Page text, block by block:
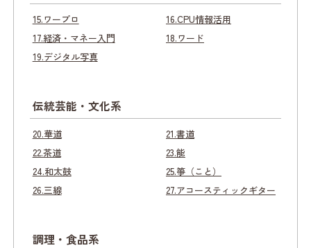
15.ワープロ
16.CPU情報活用
17.経済・マネー入門
18.ワード
19.デジタル写真
伝統芸能・文化系
20.華道
21.書道
22.茶道
23.能
24.和太鼓
25.箏（こと）
26.三線
27.アコースティックギター
調理・食品系